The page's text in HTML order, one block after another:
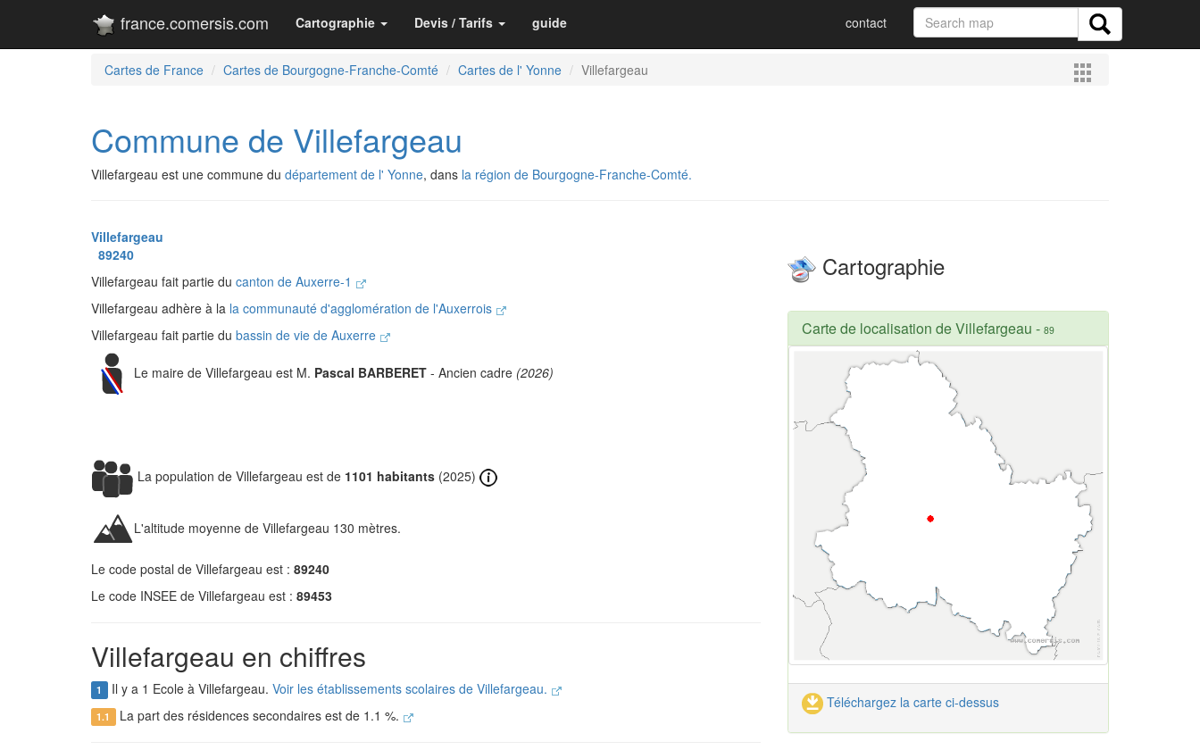
france.comersis.com Cartographie Devis / Tarifs guide contact
Cartes de France Cartes de Bourgogne-Franche-Comté Cartes de l' Yonne Villefargeau
Commune de Villefargeau
Villefargeau est une commune du département de l' Yonne, dans la région de Bourgogne-Franche-Comté.
Villefargeau
89240
Villefargeau fait partie du canton de Auxerre-1
Villefargeau adhère à la la communauté d'agglomération de l'Auxerrois
Villefargeau fait partie du bassin de vie de Auxerre
Le maire de Villefargeau est M. Pascal BARBERET - Ancien cadre (2026)
La population de Villefargeau est de 1101 habitants (2025)
L'altitude moyenne de Villefargeau 130 mètres.
Le code postal de Villefargeau est : 89240
Le code INSEE de Villefargeau est : 89453
Villefargeau en chiffres
1 Il y a 1 Ecole à Villefargeau. Voir les établissements scolaires de Villefargeau.
1.1 La part des résidences secondaires est de 1.1 %.
Cartographie
Carte de localisation de Villefargeau - 89
Téléchargez la carte ci-dessus